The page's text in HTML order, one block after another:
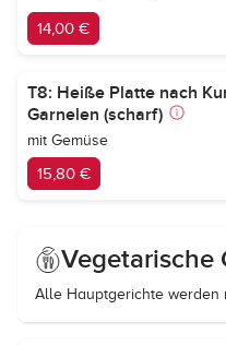
14,00 €
T8: Heiße Platte nach
Garnelen (scharf)
mit Gemüse
15,80 €
Vegetarische
Alle Hauptgerichte werden